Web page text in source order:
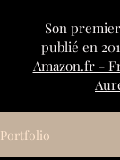
Son premier
publié en
Amazon.fr -
Portfolio